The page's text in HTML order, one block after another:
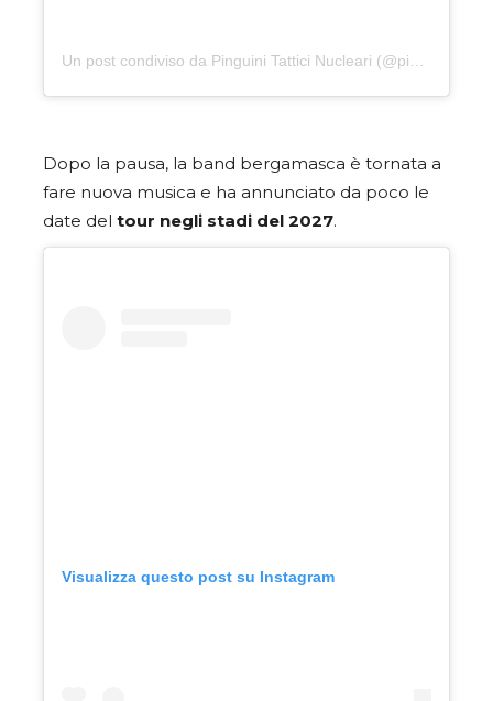
Un post condiviso da Pinguini Tattici Nucleari (@pinguini_tattici_nucleari)
Dopo la pausa, la band bergamasca è tornata a
fare nuova musica e ha annunciato da poco le
date del tour negli stadi del 2027.
Visualizza questo post su Instagram